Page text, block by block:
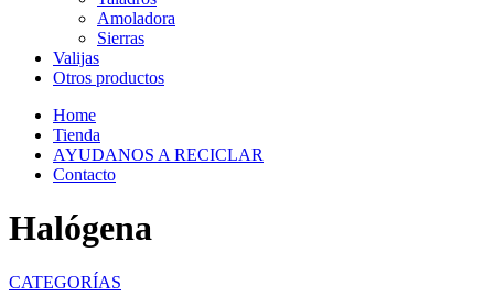
Amoladora
Sierras
Valijas
Otros productos
Home
Tienda
AYUDANOS A RECICLAR
Contacto
Halógena
CATEGORÍAS